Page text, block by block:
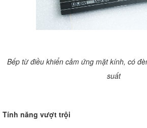
Bếp từ điều khiển cảm ứng mặt kính, có
suất
Tính năng vượt trội